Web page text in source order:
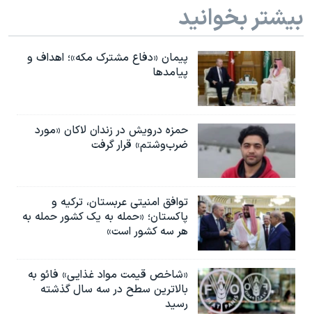
بیشتر بخوانید
پیمان «دفاع مشترک مکه»؛ اهداف و
پیامدها
حمزه درویش در زندان لاکان «مورد
ضرب‌وشتم» قرار گرفت
توافق امنیتی عربستان، ترکیه و
پاکستان؛ «حمله به یک کشور حمله به
هر سه کشور است»
«شاخص قیمت مواد غذایی» فائو به
بالاترین سطح در سه سال گذشته
رسید